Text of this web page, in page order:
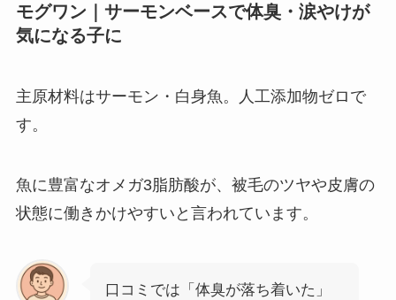
モグワン｜サーモンベースで体臭・涙やけが
気になる子に
主原材料はサーモン・白身魚。人工添加物ゼロで
す。
魚に豊富なオメガ3脂肪酸が、被毛のツヤや皮膚の
状態に働きかけやすいと言われています。
口コミでは「体臭が落ち着いた」